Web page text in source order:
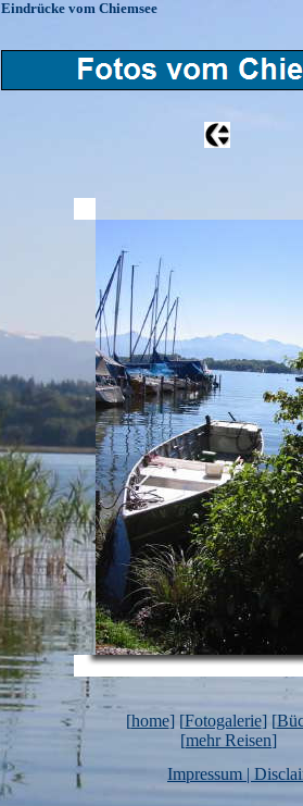
Eindrücke vom Chiemsee
[home] [Fotogalerie] [
[mehr Reisen]
Impressum |